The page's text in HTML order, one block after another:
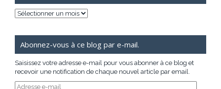
Archives
Abonnez-vous à ce blog par e-mail.
Saisissez votre adresse e-mail pour vous abonner à ce blog et
recevoir une notification de chaque nouvel article par email.
Adresse